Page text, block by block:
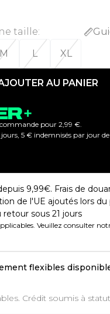
taille:
M L XL
AU PANIER
pour 2,99 €.
jours, 5 € indemnisés par jour
9,99€. Frais de
de l'UE ajoutés lors du
retour sous 21 jours
Veuillez consulter
flexibles
Crédit soumis à statut